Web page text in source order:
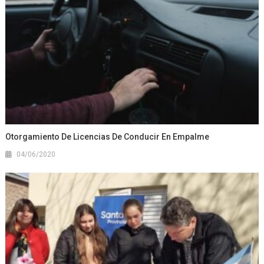
Otorgamiento De Licencias De Conducir En Empalme
04/06/2020